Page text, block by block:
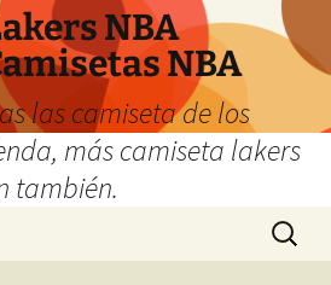
NBA
NBA
las camiseta de los
más camiseta lakers
también.
Buscar: